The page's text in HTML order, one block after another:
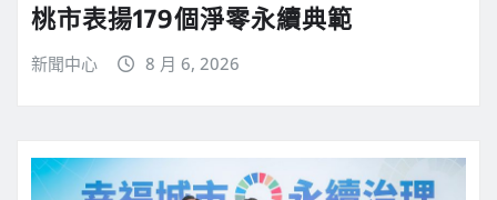
桃市表揚179個淨零永續典範
新聞中心 8 月 6, 2026